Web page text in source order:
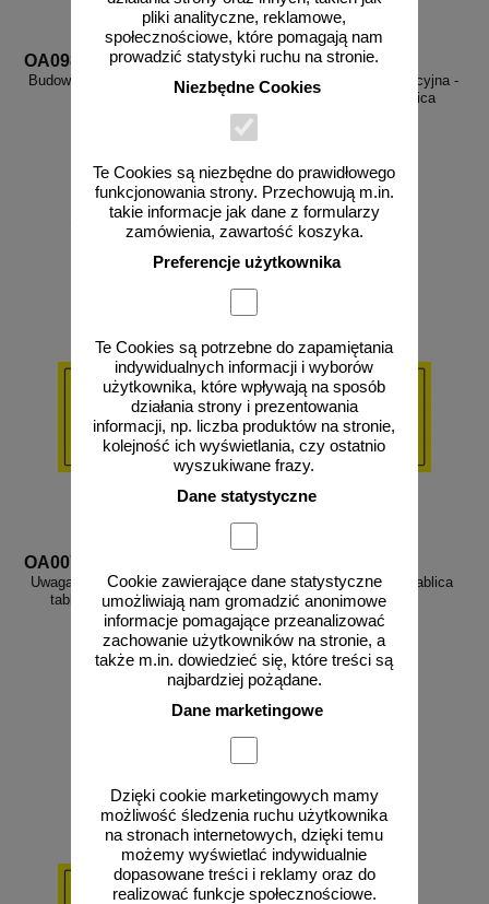
pliki analityczne, reklamowe,
społecznościowe, które pomagają nam
prowadzić statystyki ruchu na stronie.
Niezbędne Cookies
Te Cookies są niezbędne do prawidłowego
funkcjonowania strony. Przechowują m.in.
takie informacje jak dane z formularzy
zamówienia, zawartość koszyka.
Preferencje użytkownika
Te Cookies są potrzebne do zapamiętania
indywidualnych informacji i wyborów
użytkownika, które wpływają na sposób
działania strony i prezentowania
informacji, np. liczba produktów na stronie,
kolejność ich wyświetlania, czy ostatnio
wyszukiwane frazy.
Dane statystyczne
Cookie zawierające dane statystyczne
umożliwiają nam gromadzić anonimowe
informacje pomagające przeanalizować
zachowanie użytkowników na stronie, a
także m.in. dowiedzieć się, które treści są
najbardziej pożądane.
Dane marketingowe
Dzięki cookie marketingowych mamy
możliwość śledzenia ruchu użytkownika
na stronach internetowych, dzięki temu
możemy wyświetlać indywidualnie
dopasowane treści i reklamy oraz do
realizować funkcje społecznościowe.
OA098
Budowlana tablica informacyjna 1
kolor - OA098
od 131,92 zł
do koszyka
OA092
Budowlana tablica informacyjna -
ogłoszenie - znak, tablica
od 43,16 zł
35,09 zł netto
do koszyka
OA007
Uwaga! Głębokie wykopy - znak,
tablica budowlana - OA007
od 13,38 zł
Uwaga! Wykopy - znak, tablica
budowlana - OA005
od 13,38 zł